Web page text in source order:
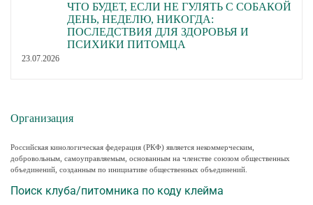
ЧТО БУДЕТ, ЕСЛИ НЕ ГУЛЯТЬ С СОБАКОЙ
ДЕНЬ, НЕДЕЛЮ, НИКОГДА:
ПОСЛЕДСТВИЯ ДЛЯ ЗДОРОВЬЯ И
ПСИХИКИ ПИТОМЦА
23.07.2026
Организация
Российская кинологическая федерация (РКФ) является некоммерческим,
добровольным, самоуправляемым, основанным на членстве союзом общественных
объединений, созданным по инициативе общественных объединений.
Поиск клуба/питомника по коду клейма